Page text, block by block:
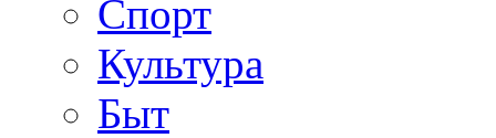
Спорт
Культура
Быт